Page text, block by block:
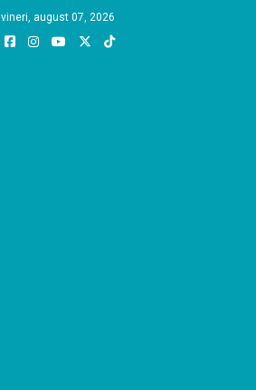
vineri, august 07, 2026